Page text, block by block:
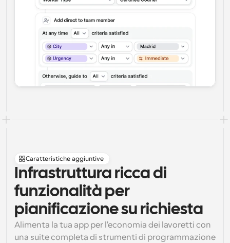
Caratteristiche aggiuntive
Infrastruttura ricca di
funzionalità per
pianificazione su richiesta
Alimenta la tua app per l'economia dei lavoretti con
una suite completa di strumenti di programmazione